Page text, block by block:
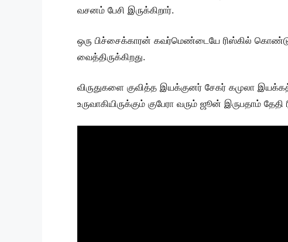
வசனம் பேசி இருக்கிறார்.
ஒரு பிச்சைக்காரன் கவர்மெண்டையே ரிஸ்கில் கொண்டு
வைத்திருக்கிறது.
விருதுகளை குவித்த இயக்குனர் சேகர் கமுலா
உருவாகியிருக்கும் குபேரா வரும் ஜூன் இருபதாம் தேதி